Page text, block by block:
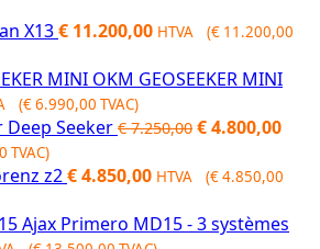
X13€ 11.200,00 HTVA (€ 11.200,00
OKM GEOSEEKER MINI
(€6.990,00 TVAC)
Deep Seeker €7.250,00 Original
was:
€4.800,00
is:
TVAC)
z2€4.850,00 HTVA (€4.850,00
Ajax Primero MD15 - 3 systèmes